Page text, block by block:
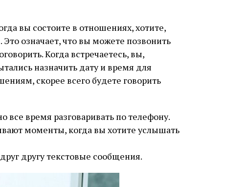
вы состоите в отношениях, хотите,
означает, что вы можете позвонить
Когда встречаетесь, вы,
назначить дату и время для
скорее всего будете говорить
все время разговаривать по телефону.
моменты, когда вы хотите услышать
другу текстовые сообщения.